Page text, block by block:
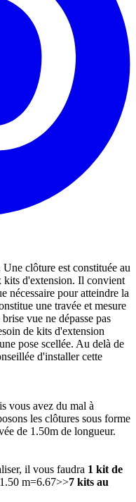
clôture est constituée au
d'extension. Il convient
nécessaire pour atteindre la
une travée et mesure
vue ne dépasse pas
de kits d'extension
pose scellée. Au delà de
d'installer cette
vous avez du mal à
les clôtures sous forme
de 1.50m de longueur.
il vous faudra 1 kit de
m=6.67>>7 kits au